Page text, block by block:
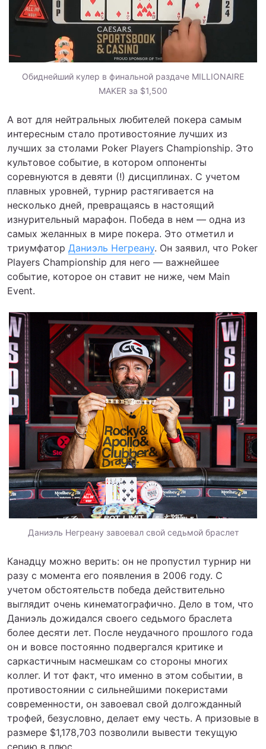
Обиднейший кулер в финальной раздаче MILLIONAIRE
MAKER за $1,500
А вот для нейтральных любителей покера самым
интересным стало противостояние лучших из
лучших за столами Poker Players Championship. Это
культовое событие, в котором оппоненты
соревнуются в девяти (!) дисциплинах. С учетом
плавных уровней, турнир растягивается на
несколько дней, превращаясь в настоящий
изнурительный марафон. Победа в нем — одна из
самых желанных в мире покера. Это отметил и
триумфатор Даниэль Негреану. Он заявил, что Poker
Players Championship для него — важнейшее
событие, которое он ставит не ниже, чем Main
Event.
Даниэль Негреану завоевал свой седьмой браслет
Канадцу можно верить: он не пропустил турнир ни
разу с момента его появления в 2006 году. С
учетом обстоятельств победа действительно
выглядит очень кинематографично. Дело в том, что
Даниэль дожидался своего седьмого браслета
более десяти лет. После неудачного прошлого года
он и вовсе постоянно подвергался критике и
саркастичным насмешкам со стороны многих
коллег. И тот факт, что именно в этом событии, в
противостоянии с сильнейшими покеристами
современности, он завоевал свой долгожданный
трофей, безусловно, делает ему честь. А призовые в
размере $1,178,703 позволили вывести текущую
серию в плюс.